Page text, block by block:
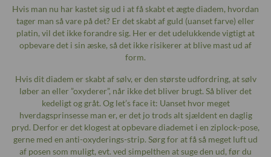
Hvis man nu har kastet sig ud i at få skabt et ægte diadem, hvordan
tager man så vare på det? Er det skabt af guld (uanset farve) eller
platin, vil det ikke forandre sig. Her er det udelukkende vigtigt at
opbevare det i sin æske, så det ikke risikerer at blive mast ud af
form.
Hvis dit diadem er skabt af sølv, er den største udfordring, at sølv
løber an eller ”oxyderer”, når ikke det bliver brugt. Så bliver det
kedeligt og gråt. Og let’s face it: Uanset hvor meget
hverdagsprinsesse man er, er det jo trods alt sjældent en daglig
pryd. Derfor er det klogest at opbevare diademet i en ziplock-pose,
gerne med en anti-oxyderings-strip. Sørg for at få så meget luft ud
af posen som muligt, evt. ved simpelthen at suge den ud, før du